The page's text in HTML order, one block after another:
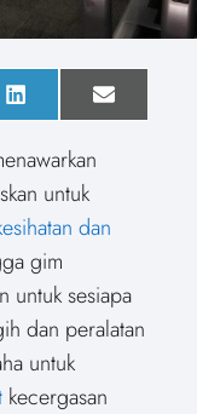
S
h
r
o
n
L
i
k
d
I
n
S
h
E
m
untuk
dan
gim
untuk sesiapa
dan peralatan
untuk
kecergasan